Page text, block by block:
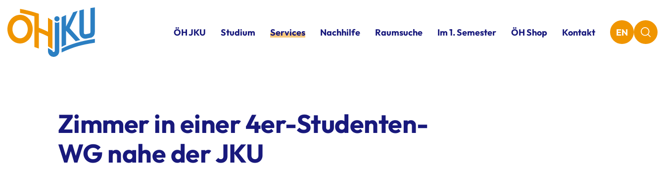
ÖH JKU Studium Services Nachhilfe Raumsuche Im 1. Semester ÖH Shop Kontakt EN
Zimmer in einer 4er-Studenten-
WG nahe der JKU